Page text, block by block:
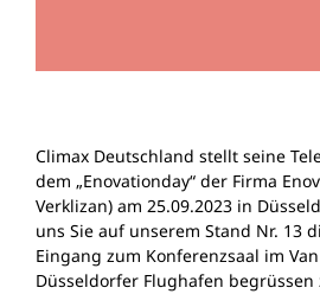
Climax Deutschland stellt seine
dem „Enovationday“ der Firma
Verklizan) am 25.09.2023 in
uns Sie auf unserem Stand Nr. 13
Eingang zum Konferenzsaal im
Düsseldorfer Flughafen